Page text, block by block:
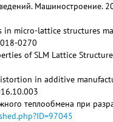
Машиностроение.
in micro-lattice structures
0270
of SLM Lattice
in additive
теплообмена при